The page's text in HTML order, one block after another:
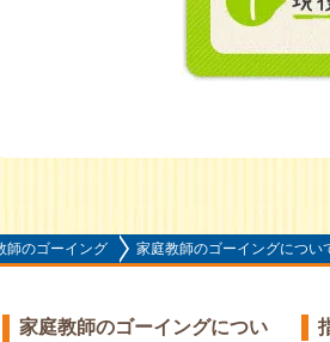
師のゴーイング 家庭教師のゴーイングについ
家庭教師のゴーイングについ